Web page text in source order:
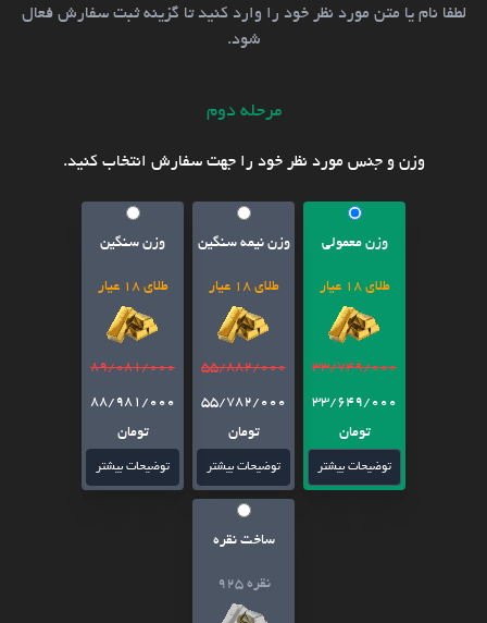
لطفا نام یا متن مورد نظر خود را وارد کنید تا گزینه ثبت سفارش فعال
شود.
مرحله دوم
وزن و جنس مورد نظر خود را جهت سفارش انتخاب کنید.
وزن معمولی
طلای 18 عیار
33/749/000
33/649/000
تومان
توضیحات بیشتر
وزن نیمه سنگین
طلای 18 عیار
55/882/000
55/782/000
تومان
توضیحات بیشتر
وزن سنگین
طلای 18 عیار
89/081/000
88/981/000
تومان
توضیحات بیشتر
ساخت نقره
نقره 925